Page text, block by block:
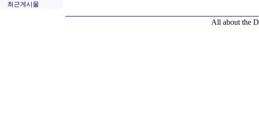
최근게시물
All about the